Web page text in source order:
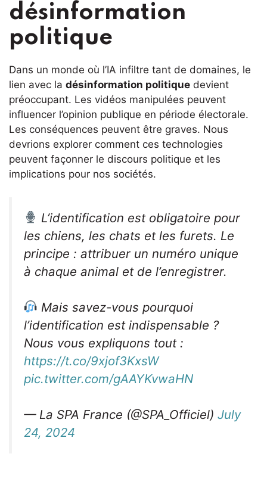
désinformation
politique
Dans un monde où l’IA infiltre tant de domaines, le
lien avec la désinformation politique devient
préoccupant. Les vidéos manipulées peuvent
influencer l’opinion publique en période électorale.
Les conséquences peuvent être graves. Nous
devrions explorer comment ces technologies
peuvent façonner le discours politique et les
implications pour nos sociétés.
​ L’identification est obligatoire pour
les chiens, les chats et les furets. Le
principe : attribuer un numéro unique
à chaque animal et de l’enregistrer.
​ Mais savez-vous pourquoi
l’identification est indispensable ?
Nous vous expliquons tout :
https://t.co/9xjof3KxsW
pic.twitter.com/gAAYKvwaHN
— La SPA France (@SPA_Officiel) July
24, 2024